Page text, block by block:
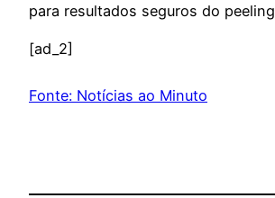
para resultados seguros do peeling
[ad_2]
Fonte: Notícias ao Minuto